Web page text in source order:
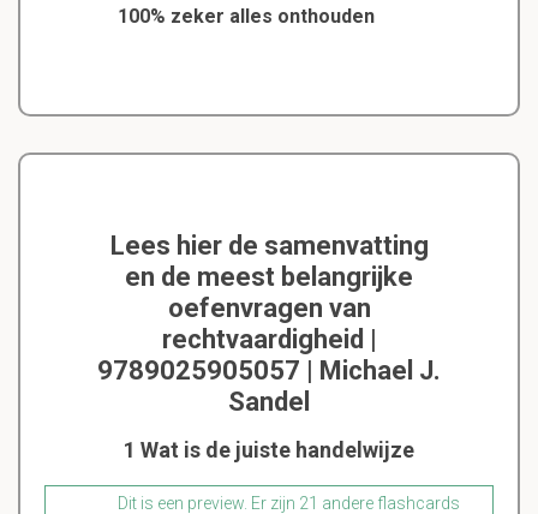
100% zeker alles onthouden
Lees hier de samenvatting
en de meest belangrijke
oefenvragen van
rechtvaardigheid |
9789025905057 | Michael J.
Sandel
1 Wat is de juiste handelwijze
Dit is een preview. Er zijn 21 andere flashcards